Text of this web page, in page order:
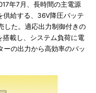
年7月、長時間の主電源
給する、36V降圧バッテ
した。適応出力制御付きの
載し、システム負荷に電
ーの出力から高効率のバッ